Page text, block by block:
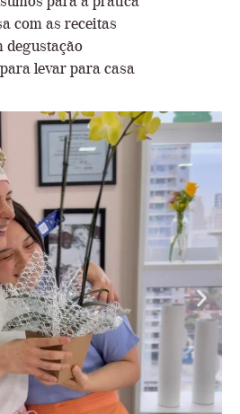
com as receitas
degustação
levar para casa